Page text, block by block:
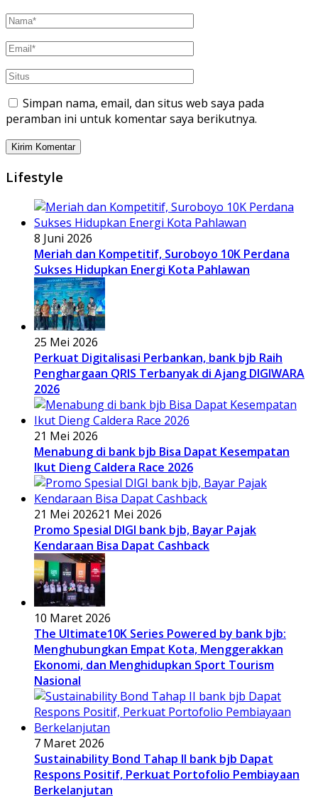
Simpan nama, email, dan situs web saya pada
peramban ini untuk komentar saya berikutnya.
Lifestyle
8 Juni 2026
Meriah dan Kompetitif, Suroboyo 10K Perdana
Sukses Hidupkan Energi Kota Pahlawan
25 Mei 2026
Perkuat Digitalisasi Perbankan, bank bjb Raih
Penghargaan QRIS Terbanyak di Ajang DIGIWARA
2026
21 Mei 2026
Menabung di bank bjb Bisa Dapat Kesempatan
Ikut Dieng Caldera Race 2026
21 Mei 202621 Mei 2026
Promo Spesial DIGI bank bjb, Bayar Pajak
Kendaraan Bisa Dapat Cashback
10 Maret 2026
The Ultimate10K Series Powered by bank bjb:
Menghubungkan Empat Kota, Menggerakkan
Ekonomi, dan Menghidupkan Sport Tourism
Nasional
7 Maret 2026
Sustainability Bond Tahap II bank bjb Dapat
Respons Positif, Perkuat Portofolio Pembiayaan
Berkelanjutan